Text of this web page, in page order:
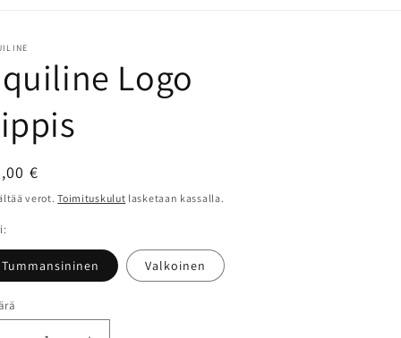
e
Logo
€
verot.Toimituskulut lasketaan kassalla.
Tummansininen Valkoinen